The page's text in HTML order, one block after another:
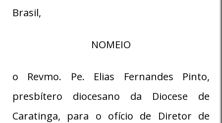
Brasil,
NOMEIO
o Revmo. Pe. Elias Fernandes Pinto,
presbítero diocesano da Diocese de
Caratinga, para o ofício de Diretor de